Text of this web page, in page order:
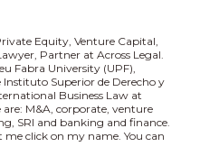
Equity, Venture Capital,
Partner at Across Legal.
Fabra University (UPF),
Superior de Derecho y
Business Law at
M&A, corporate, venture
SRI and banking and finance.
click on my name. You can